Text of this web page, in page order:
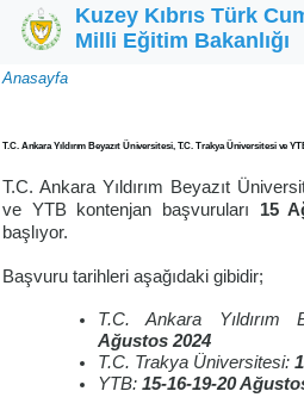
Ana içeriğe atla
Kuzey Kıbrıs Türk
Milli Eğitim Bakanlığı
Sayfa
Anasayfa
T.C. Ankara Yıldırım Beyazıt Üniversitesi, T.C. Trakya Üniversitesi ve
T.C. Ankara Yıldırım Beyazıt
ve YTB kontenjan başvuruları 15
başlıyor.
Başvuru tarihleri aşağıdaki gibidir;
T.C. Ankara Yıldırım
Ağustos 2024
T.C. Trakya Üniversitesi:
YTB: 15-16-19-20